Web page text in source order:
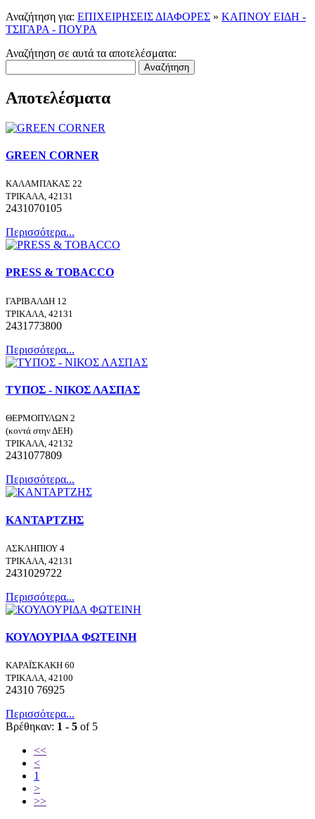
Αναζήτηση για: ΕΠΙΧΕΙΡΗΣΕΙΣ ΔΙΑΦΟΡΕΣ » ΚΑΠΝΟΥ ΕΙΔΗ -
ΤΣΙΓΑΡΑ - ΠΟΥΡΑ
Αναζήτηση σε αυτά τα αποτελέσματα:
Αναζήτηση
Αποτελέσματα
GREEN CORNER
ΚΑΛΑΜΠΑΚΑΣ 22
ΤΡΙΚΑΛΑ, 42131
2431070105
Περισσότερα...
PRESS & TOBACCO
ΓΑΡΙΒΑΛΔΗ 12
ΤΡΙΚΑΛΑ, 42131
2431773800
Περισσότερα...
ΤΥΠΟΣ - ΝΙΚΟΣ ΛΑΣΠΑΣ
ΘΕΡΜΟΠΥΛΩΝ 2
(κοντά στην ΔΕΗ)
ΤΡΙΚΑΛΑ, 42132
2431077809
Περισσότερα...
ΚΑΝΤΑΡΤΖΗΣ
ΑΣΚΛΗΠΙΟΥ 4
ΤΡΙΚΑΛΑ, 42131
2431029722
Περισσότερα...
ΚΟΥΛΟΥΡΙΔΑ ΦΩΤΕΙΝΗ
ΚΑΡΑΪΣΚΑΚΗ 60
ΤΡΙΚΑΛΑ, 42100
24310 76925
Περισσότερα...
Βρέθηκαν: 1 - 5 of 5
<<
<
1
>
>>